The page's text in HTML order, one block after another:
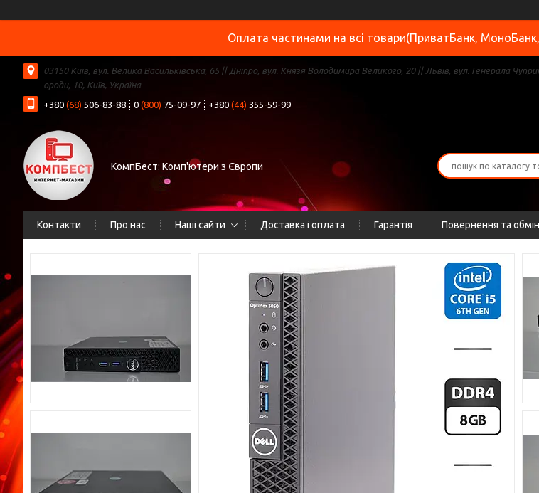
Оплата частинами на всі товари(ПриватБанк,
03150 Київ, вул. Велика Васильківська, 65 || Дніпро, вул. Князя Володимира Великого, 20 || Львів, вул. Генерала
ороди, 10, Київ, Україна
+380 (68) 506-83-88 0 (800) 75-09-97 +380 (44) 355-59-99
КомпБест: Комп'ютери з Європи
Контакти Про нас Наші сайти Доставка і оплата Гарантія Повернення та обмін